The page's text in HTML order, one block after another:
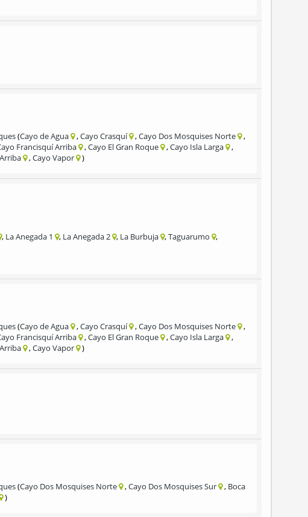
Cayo de Agua Cayo Crasquí
Cayo Dos Mosquises Norte
Francisquí Arriba Cayo El Gran Roque
Cayo Isla Larga
Cayo Vapor
La Anegada 1 La Anegada 2 La Burbuja
Taguarumo
Cayo de Agua Cayo Crasquí
Cayo Dos Mosquises Norte
Francisquí Arriba Cayo El Gran Roque
Cayo Isla Larga
Cayo Vapor
Cayo Dos Mosquises Norte Cayo Dos Mosquises Sur
Boca